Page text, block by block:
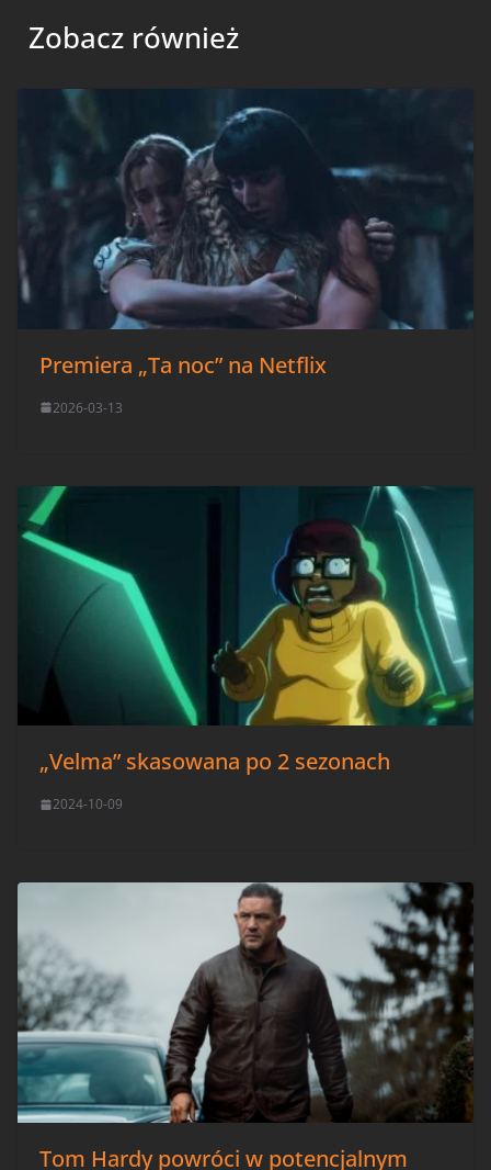
Zobacz również
Premiera „Ta noc” na Netflix
2026-03-13
„Velma” skasowana po 2 sezonach
2024-10-09
Tom Hardy powróci w potencjalnym